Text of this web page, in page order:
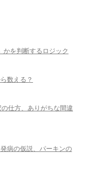
を判断するロジック
数える？
仕方、ありがちな間違
病の仮説、パーキンの